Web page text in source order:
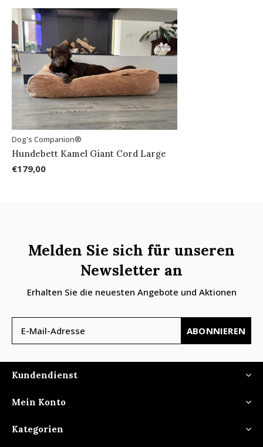
Dog's Companion®
Hundebett Kamel Giant Cord Large
€179,00
Melden Sie sich für unseren
Newsletter an
Erhalten Sie die neuesten Angebote und Aktionen
ABONNIEREN
Kundendienst
Mein Konto
Kategorien